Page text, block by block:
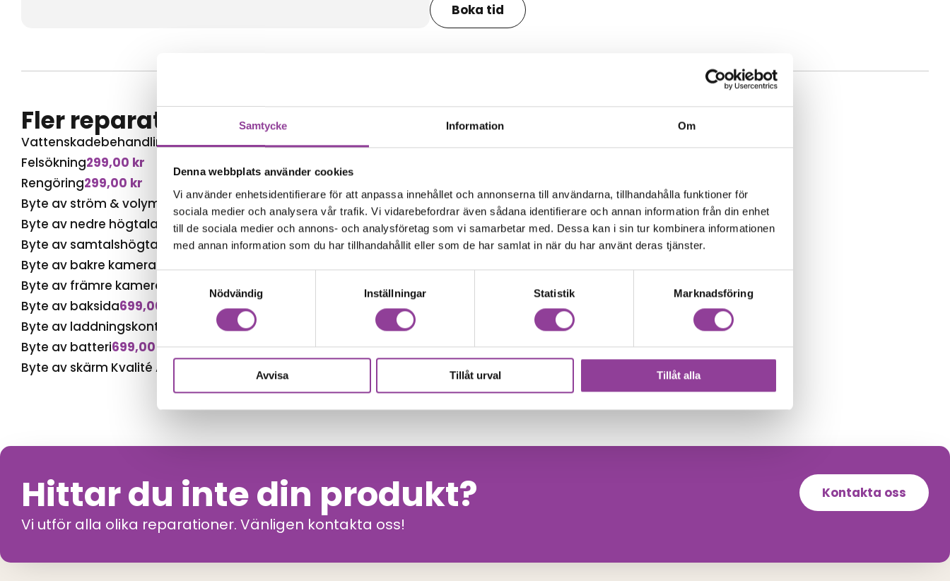
Samtycke Information Om
Denna webbplats använder cookies
Vi använder enhetsidentifierare för att anpassa innehållet och annonserna till användarna, tillhandahålla funktioner för
sociala medier och analysera vår trafik. Vi vidarebefordrar även sådana identifierare och annan information från din enhet
till de sociala medier och annons- och analysföretag som vi samarbetar med. Dessa kan i sin tur kombinera informationen
med annan information som du har tillhandahållit eller som de har samlat in när du har använt deras tjänster.
Nödvändig
Inställningar Statistik Marknadsföring
Avvisa Tillåt urval Tillåt alla
Boka tid
Fler reparationer för samma modell
Vattenskadebehandling499,00kr
Felsökning299,00 kr
Rengöring299,00 kr
Byte av ström & volym
599,00kr
Byte av nedre högtalare
599,00kr
Byte av samtalshögtalare599,00 kr
Byte av bakre kamera
Byte av främre kamera
kr
Byte av baksida699,00
Byte av laddningskontakt
599,00 kr
Byte av batteri699,00kr
Byte av skärm Kvalité A (Original Display) 1 499,00
Hittar du inte din produkt?
Vi utför alla olika reparationer. Vänligen kontakta oss!
Kontakta oss